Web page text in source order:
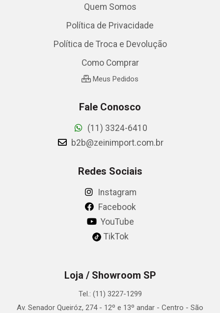
Quem Somos
Política de Privacidade
Política de Troca e Devolução
Como Comprar
Meus Pedidos
Fale Conosco
(11) 3324-6410
b2b@zeinimport.com.br
Redes Sociais
Instagram
Facebook
YouTube
TikTok
Loja / Showroom SP
Tel.: (11) 3227-1299
Av. Senador Queiróz, 274 - 12º e 13º andar - Centro - São